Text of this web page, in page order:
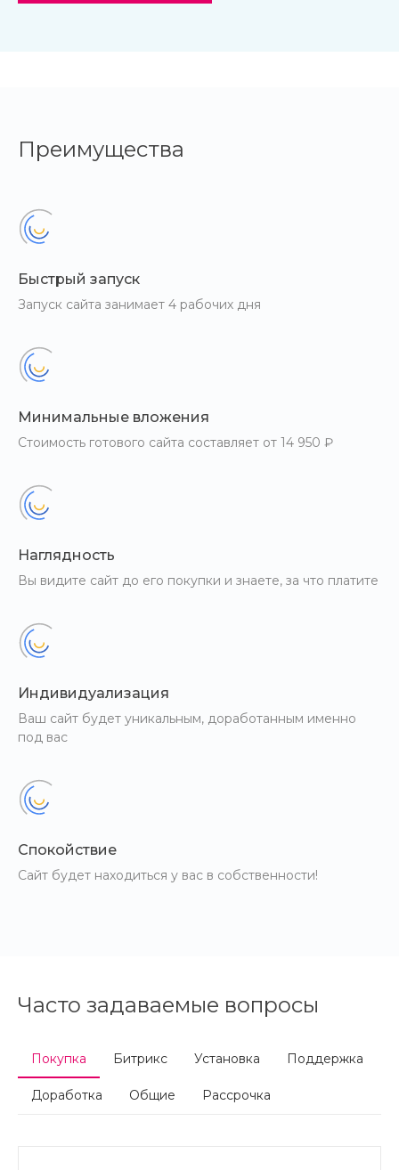
Преимущества
Быстрый запуск
Запуск сайта занимает 4 рабочих дня
Минимальные вложения
Стоимость готового сайта составляет от 14 950 ₽
Наглядность
Вы видите сайт до его покупки и знаете, за что платите
Индивидуализация
Ваш сайт будет уникальным, доработанным именно
под вас
Спокойствие
Сайт будет находиться у вас в собственности!
Часто задаваемые вопросы
Покупка Битрикс Установка Поддержка
Доработка Общие Рассрочка